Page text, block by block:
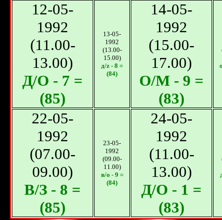
12-05-
1992
(11.00-
13.00)
Д/О - 7 =
(85)
13-05-
1992
(13.00-
15.00)
д/z - 8 =
(84)
14-05-
1992
(15.00-
17.00)
О/М - 9 =
(83)
22-05-
1992
(07.00-
09.00)
В/З - 8 =
(85)
23-05-
1992
(09.00-
11.00)
в/о - 9 =
(84)
24-05-
1992
(11.00-
13.00)
Д/О - 1 =
(83)